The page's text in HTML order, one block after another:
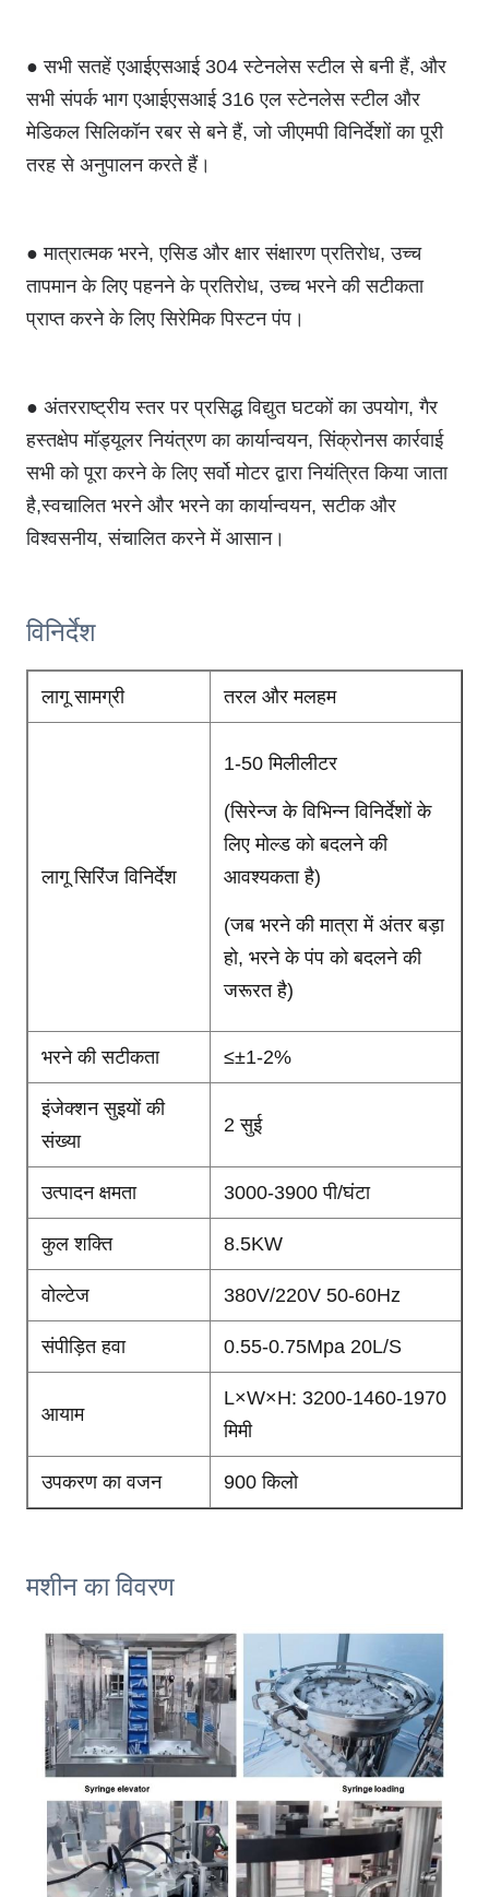
● सभी सतहें एआईएसआई 304 स्टेनलेस स्टील से बनी हैं, और
सभी संपर्क भाग एआईएसआई 316 एल स्टेनलेस स्टील और
मेडिकल सिलिकॉन रबर से बने हैं, जो जीएमपी विनिर्देशों का पूरी
तरह से अनुपालन करते हैं।
● मात्रात्मक भरने, एसिड और क्षार संक्षारण प्रतिरोध, उच्च
तापमान के लिए पहनने के प्रतिरोध, उच्च भरने की सटीकता
प्राप्त करने के लिए सिरेमिक पिस्टन पंप।
● अंतरराष्ट्रीय स्तर पर प्रसिद्ध विद्युत घटकों का उपयोग, गैर
हस्तक्षेप मॉड्यूलर नियंत्रण का कार्यान्वयन, सिंक्रोनस कार्रवाई
सभी को पूरा करने के लिए सर्वो मोटर द्वारा नियंत्रित किया जाता
है,स्वचालित भरने और भरने का कार्यान्वयन, सटीक और
विश्वसनीय, संचालित करने में आसान।
विनिर्देश
लागू सामग्री तरल और मलहम
लागू सिरिंज विनिर्देश
1-50 मिलीलीटर
(सिरेन्ज के विभिन्न विनिर्देशों के
लिए मोल्ड को बदलने की
आवश्यकता है)
(जब भरने की मात्रा में अंतर बड़ा
हो, भरने के पंप को बदलने की
जरूरत है)
भरने की सटीकता ≤±1-2%
इंजेक्शन सुइयों की
संख्या
2 सुई
उत्पादन क्षमता 3000-3900 पी/घंटा
कुल शक्ति 8.5KW
वोल्टेज 380V/220V 50-60Hz
संपीड़ित हवा 0.55-0.75Mpa 20L/S
आयाम
L×W×H: 3200-1460-1970
मिमी
उपकरण का वजन 900 किलो
मशीन का विवरण